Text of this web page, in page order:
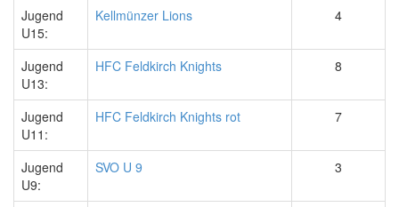
Jugend
U15:
Kellmünzer Lions 4
Jugend
U13:
HFC Feldkirch Knights 8
Jugend
U11:
HFC Feldkirch Knights rot 7
Jugend
U9:
SVO U 9 3